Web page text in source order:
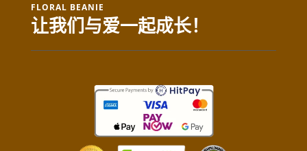
FLORAL BEANIE
让我们与爱一起成长！